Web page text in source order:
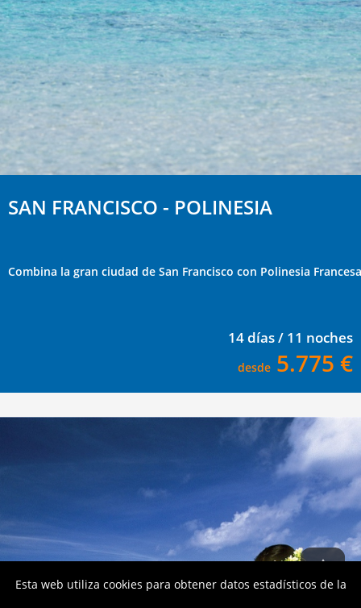
SAN FRANCISCO - POLINESIA
Combina la gran ciudad de San Francisco con Polinesia Francesa
14 días / 11 noches
desde 5.775 €
Esta web utiliza cookies para obtener datos estadísticos de la